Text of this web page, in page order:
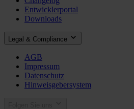
Entwicklerportal
Downloads
Legal & Compliance
AGB
Impressum
Datenschutz
Hinweisgebersystem